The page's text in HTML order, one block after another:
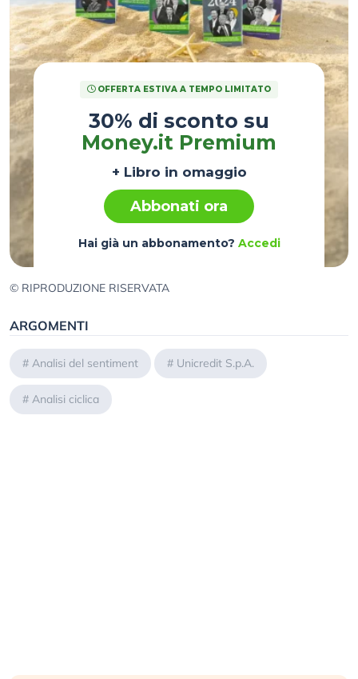
OFFERTA ESTIVA A TEMPO LIMITATO
30% di sconto su
Money.it Premium
+ Libro in omaggio
Abbonati ora
Hai già un abbonamento? Accedi
© RIPRODUZIONE RISERVATA
ARGOMENTI
# Analisi del sentiment # Unicredit S.p.A.
# Analisi ciclica